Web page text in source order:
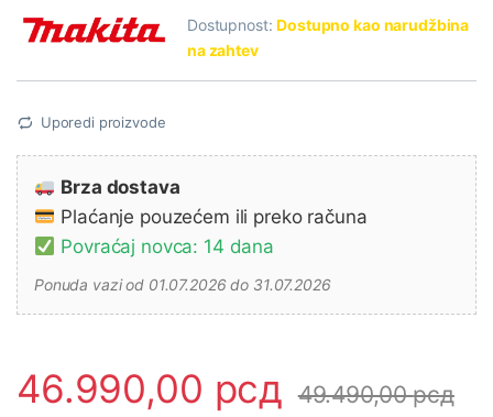
Dostupnost:Dostupno kao narudžbina
na zahtev
Uporedi proizvode
Brza dostava
Plaćanje pouzećem ili preko računa
Povraćaj novca: 14 dana
Ponuda vazi od 01.07.2026 do 31.07.2026
46.990,00 рсд 49.490,00рсд